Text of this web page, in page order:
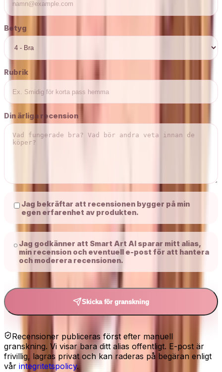
Betyg
Rubrik
Din ärliga recension
Jag bekräftar att recensionen bygger på min
egen erfarenhet av produkten.
Jag godkänner att Smart Art AI sparar mitt alias,
min recension och eventuell e-post för att hantera
och moderera recensionen.
Skicka för granskning
Recensioner publiceras först efter manuell
granskning. Vi visar bara ditt alias offentligt. E-post är
frivillig, lagras privat och kan raderas på begäran enligt
vår integritetspolicy.